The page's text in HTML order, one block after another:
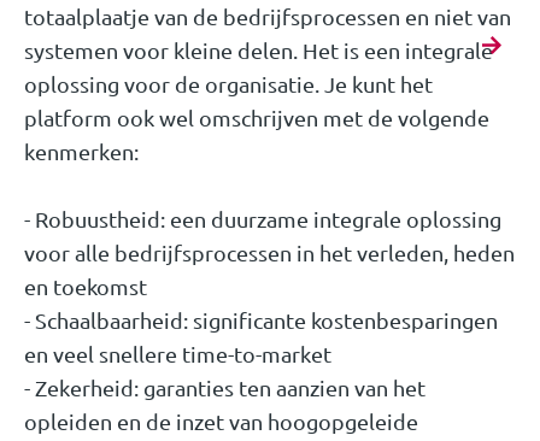
totaalplaatje van de bedrijfsprocessen en niet van
systemen voor kleine delen. Het is een integrale
oplossing voor de organisatie. Je kunt het
platform ook wel omschrijven met de volgende
kenmerken:
- Robuustheid: een duurzame integrale oplossing
voor alle bedrijfsprocessen in het verleden, heden
en toekomst
- Schaalbaarheid: significante kostenbesparingen
en veel snellere time-to-market
- Zekerheid: garanties ten aanzien van het
opleiden en de inzet van hoogopgeleide